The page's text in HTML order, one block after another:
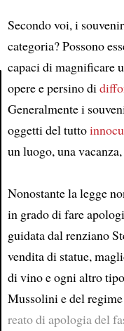
Article
Secondo voi, i
categoria? Possono
capaci di magnificare
opere e persino di
Generalmente i
oggetti del tutto
un luogo, una
Nonostante la legge
in grado di fare
guidata dal renziano
vendita di statue,
di vino e ogni altro
Mussolini e del
reato di apologia del